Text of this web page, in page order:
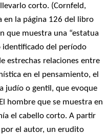
corto. (Cornfeld,
en la página 126 del libro
que muestra una “estatua
del período
estrechas relaciones entre
en el pensamiento, el
judío o gentil, que evoque
hombre que se muestra en
el cabello corto. A partir
el autor, un erudito